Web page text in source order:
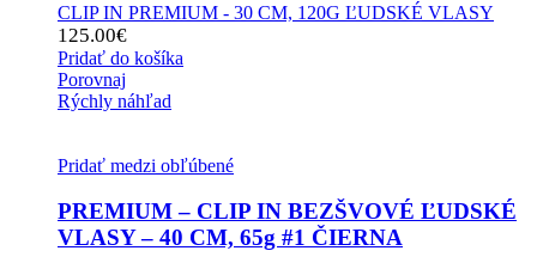
CLIP IN PREMIUM - 30 CM, 120G ĽUDSKÉ VLASY
125.00€
Pridať do košíka
Porovnaj
Rýchly náhľad
Pridať medzi obľúbené
PREMIUM – CLIP IN BEZŠVOVÉ ĽUDSKÉ
VLASY – 40 CM, 65g #1 ČIERNA